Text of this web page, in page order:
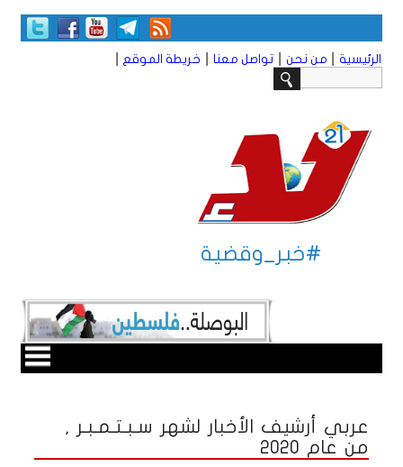
الرئيسية من نحن تواصل معنا خريطة الموقع
#خبر_وقضية
عربي أرشيف الأخبار لشهر سـبـتـمـبـر ,
من عام 2020